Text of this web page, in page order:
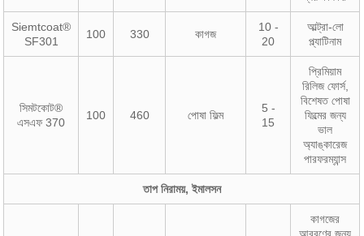
Siemtcoat®
SF301
100 330 কাগজ
10 -
20
আল্ট্রা-লো
প্ল্যাটিনাম
সিমটকোট®
এসএফ 370
100 460 পোষা ফিল্ম
5 -
15
প্রিমিয়াম
রিলিজ ফোর্স,
বিশেষত পোষা
ফিল্মের জন্য
ভাল
অ্যাঙ্কারেজ
পারফরম্যান্স
তাপ নিরাময়, ইমালসন
কাগজের